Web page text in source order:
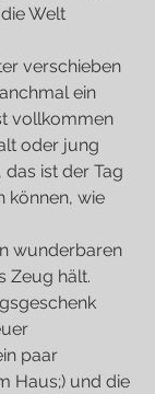
Welt
verschieben
ein
vollkommen
oder jung
ist der Tag
können, wie
wunderbaren
Zeug hält.
paar
Haus;) und die